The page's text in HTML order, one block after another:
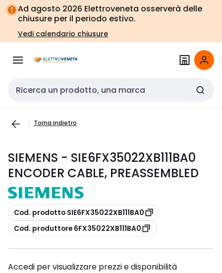
Vai alla
navigazione
Vai
alla
pagina
Ad agosto 2026 Elettroveneta osserverà delle
chiusure per il periodo estivo.
Vedi calendario chiusure
Cerca input
Torna indietro
SIEMENS - SIE6FX35022XB111BA0
ENCODER CABLE, PREASSEMBLED
copia
Cod. prodotto SIE6FX35022XB111BA0
copia
Cod. produttore 6FX35022XB111BA0
Accedi per visualizzare prezzi e disponibilità